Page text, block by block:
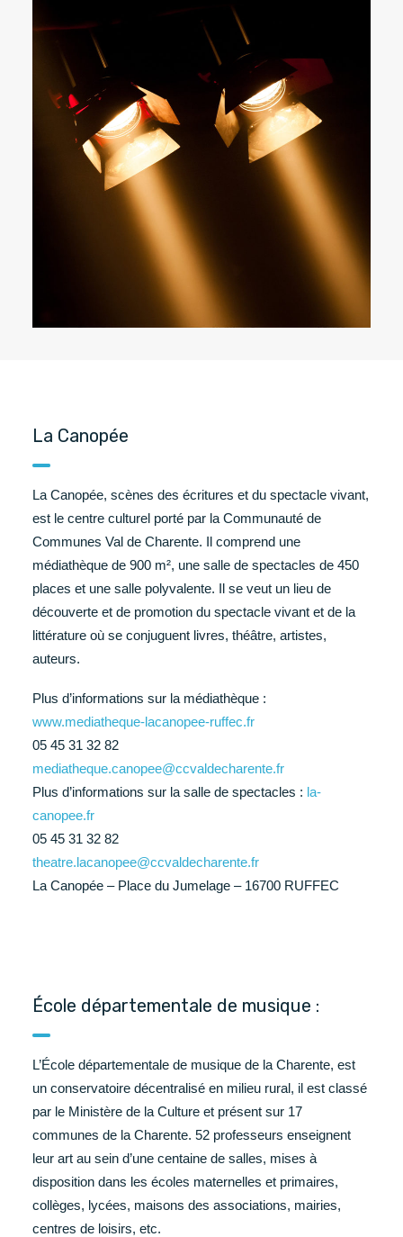
La Canopée
La Canopée, scènes des écritures et du spectacle vivant,
est le centre culturel porté par la Communauté de
Communes Val de Charente. Il comprend une
médiathèque de 900 m², une salle de spectacles de 450
places et une salle polyvalente. Il se veut un lieu de
découverte et de promotion du spectacle vivant et de la
littérature où se conjuguent livres, théâtre, artistes,
auteurs.
Plus d’informations sur la médiathèque :
www.mediatheque-lacanopee-ruffec.fr
05 45 31 32 82
mediatheque.canopee@ccvaldecharente.fr
Plus d’informations sur la salle de spectacles : la-
canopee.fr
05 45 31 32 82
theatre.lacanopee@ccvaldecharente.fr
La Canopée – Place du Jumelage – 16700 RUFFEC
École départementale de musique :
L’École départementale de musique de la Charente, est
un conservatoire décentralisé en milieu rural, il est classé
par le Ministère de la Culture et présent sur 17
communes de la Charente. 52 professeurs enseignent
leur art au sein d’une centaine de salles, mises à
disposition dans les écoles maternelles et primaires,
collèges, lycées, maisons des associations, mairies,
centres de loisirs, etc.